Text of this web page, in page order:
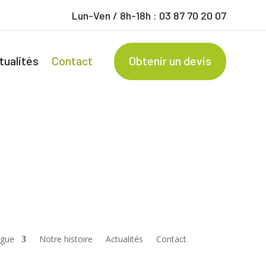
Lun-Ven / 8h-18h : 03 87 70 20 07
Contact Obtenir un devis
Notre histoire Actualités Contact